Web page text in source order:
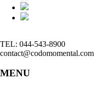
TEL: 044-543-8900
contact@codomomental.com
MENU